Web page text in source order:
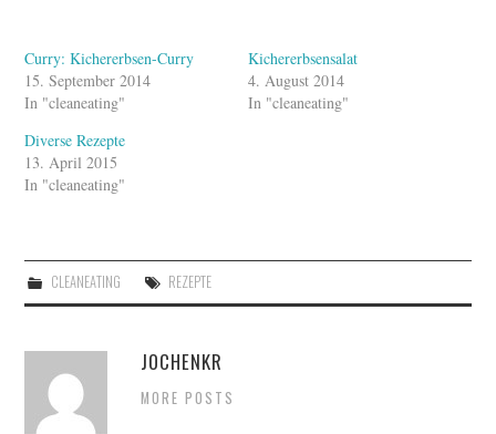
Curry: Kichererbsen-Curry
15. September 2014
In "cleaneating"
Kichererbsensalat
4. August 2014
In "cleaneating"
Diverse Rezepte
13. April 2015
In "cleaneating"
CLEANEATING REZEPTE
JOCHENKR
MORE POSTS